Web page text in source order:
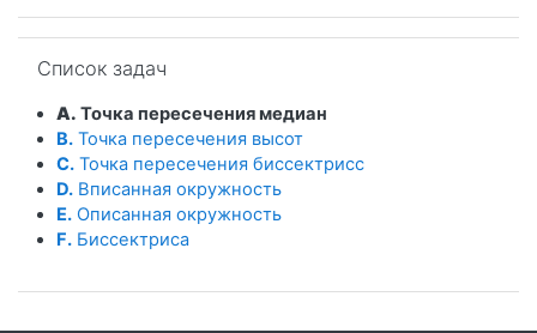
Список задач
A. Точка пересечения медиан
B. Точка пересечения высот
C. Точка пересечения биссектрисс
D. Вписанная окружность
E. Описанная окружность
F. Биссектриса